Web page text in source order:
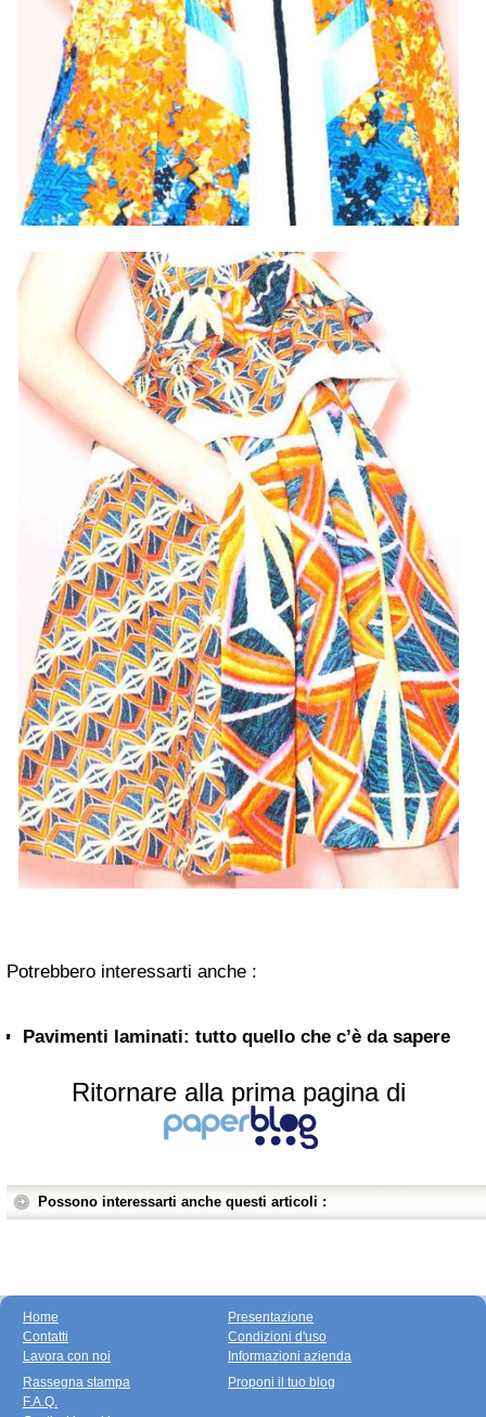
Potrebbero interessarti anche :
Pavimenti laminati: tutto quello che c’è da sapere
Ritornare alla prima pagina di
Possono interessarti anche questi articoli :
Home
Contatti
Lavora con noi
Presentazione
Condizioni d'uso
Informazioni azienda
Rassegna stampa
F.A.Q.
Proponi il tuo blog